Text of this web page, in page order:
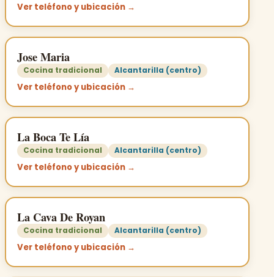
Ver teléfono y ubicación →
Jose Maria
Cocina tradicional Alcantarilla (centro)
Ver teléfono y ubicación →
La Boca Te Lía
Cocina tradicional Alcantarilla (centro)
Ver teléfono y ubicación →
La Cava De Royan
Cocina tradicional Alcantarilla (centro)
Ver teléfono y ubicación →